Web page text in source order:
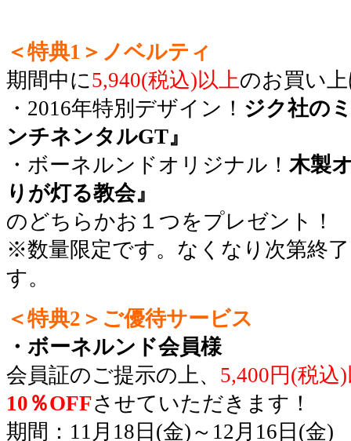
＜特典1＞ノベルティ
期間中に5,940(税込)以上のお買い
・2016年特別デザイン！ ジク社の
ンチネンタルGT』
・ボーネルンドオリジナル！ 木製
りが灯る教会』
のどちらかお１つをプレゼント！
※数量限定です。なくなり次第終
す。
＜特典2＞ご優待サービス
・ボーネルンド会員様
会員証のご提示の上、 5,400円(税込
10％OFFさせていただきます！
期間：11月18日(金)～12月16日(金)